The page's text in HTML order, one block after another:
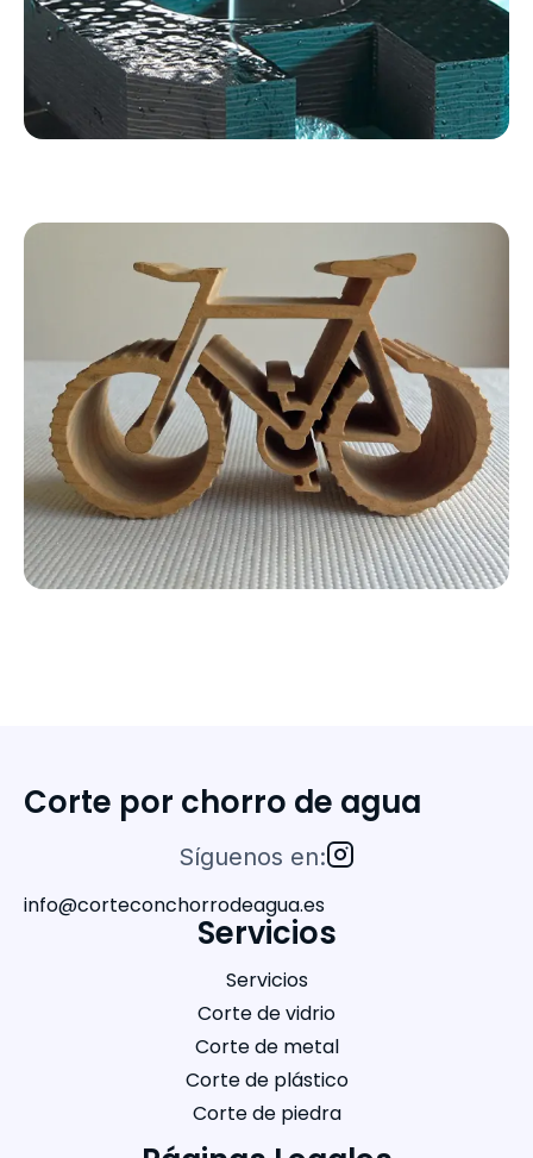
Corte por chorro de agua
Síguenos en:
info@corteconchorrodeagua.es
Servicios
Servicios
Corte de vidrio
Corte de metal
Corte de plástico
Corte de piedra